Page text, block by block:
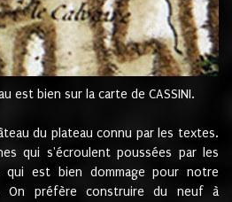
est bien sur la carte de CASSINI.
du plateau connu par les textes.
qui s'écroulent poussées par les
est bien dommage pour notre
On préfère construire du neuf à